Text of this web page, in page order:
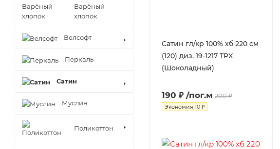
Сатин гл/кр 100% хб 220 см
(120) диз. 19-1217 TPX
(Шоколадный)
190 ₽ /пог.м 200 ₽
Экономия 10 ₽
Варёный
хлопок
Велсофт
Перкаль
Сатин
Муслин
Поликоттон